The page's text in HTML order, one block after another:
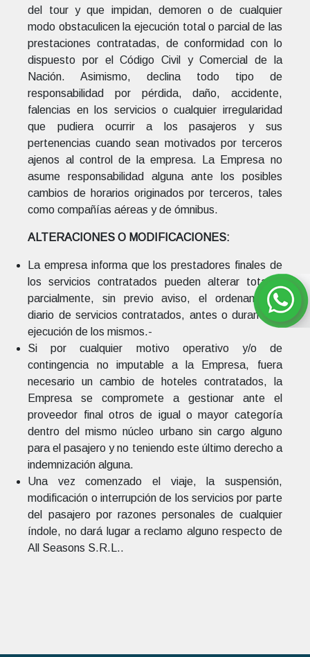
del tour y que impidan, demoren o de cualquier
modo obstaculicen la ejecución total o parcial de las
prestaciones contratadas, de conformidad con lo
dispuesto por el Código Civil y Comercial de la
Nación. Asimismo, declina todo tipo de
responsabilidad por pérdida, daño, accidente,
falencias en los servicios o cualquier irregularidad
que pudiera ocurrir a los pasajeros y sus
pertenencias cuando sean motivados por terceros
ajenos al control de la empresa. La Empresa no
asume responsabilidad alguna ante los posibles
cambios de horarios originados por terceros, tales
como compañías aéreas y de ómnibus.
ALTERACIONES O MODIFICACIONES:
La empresa informa que los prestadores finales de
los servicios contratados pueden alterar total o
parcialmente, sin previo aviso, el ordenamiento
diario de servicios contratados, antes o durante la
ejecución de los mismos.-
Si por cualquier motivo operativo y/o de
contingencia no imputable a la Empresa, fuera
necesario un cambio de hoteles contratados, la
Empresa se compromete a gestionar ante el
proveedor final otros de igual o mayor categoría
dentro del mismo núcleo urbano sin cargo alguno
para el pasajero y no teniendo este último derecho a
indemnización alguna.
Una vez comenzado el viaje, la suspensión,
modificación o interrupción de los servicios por parte
del pasajero por razones personales de cualquier
índole, no dará lugar a reclamo alguno respecto de
All Seasons S.R.L..